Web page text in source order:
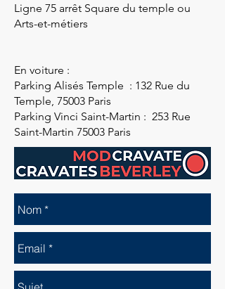
Ligne 75 arrêt Square du temple ou
Arts-et-métiers
En voiture :
Parking Alisés Temple : 132 Rue du
Temple, 75003 Paris
Parking Vinci Saint-Martin : 253 Rue
Saint-Martin 75003 Paris